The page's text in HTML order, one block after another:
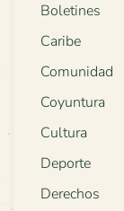
Boletines
Caribe
Comunidad
Coyuntura
Cultura
Deporte
Derechos